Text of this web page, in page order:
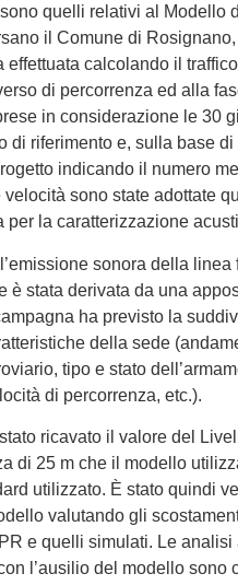
quelli relativi al Modello
il Comune di
effettuata calcolando il
di percorrenza ed alla
in considerazione le 30
di riferimento e, sulla base
indicando il numero
sono state adottate
per la caratterizzazione
sonora della linea
è stata derivata da una
ha previsto la
della sede
tipo e stato
di percorrenza, etc.).
ricavato il valore del
di 25 m che il modello
utilizzato. È stato quindi
valutando gli
e quelli simulati. Le
l’ausilio del modello sono